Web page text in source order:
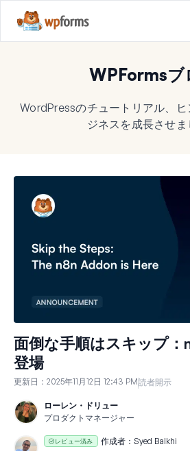
WPFormsブ
WordPressのチュートリアル、
ジネスを成長させま
面倒な手順はスキップ
登場
更新日： 2025年11月12日 12:43 PM読者開示
ローレン・ドリュー
プロダクトマネージャー
レビュー済み 作成者： Syed Balkhi